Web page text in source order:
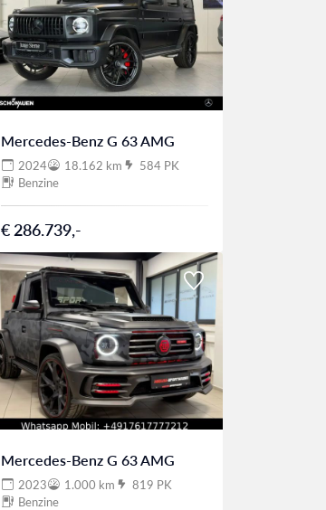
Mercedes-Benz G 63 AMG
2024 18.162 km
584 PK
Benzine
€ 286.739,-
Mercedes-Benz G 63 AMG
2023 1.000 km
819 PK
Benzine